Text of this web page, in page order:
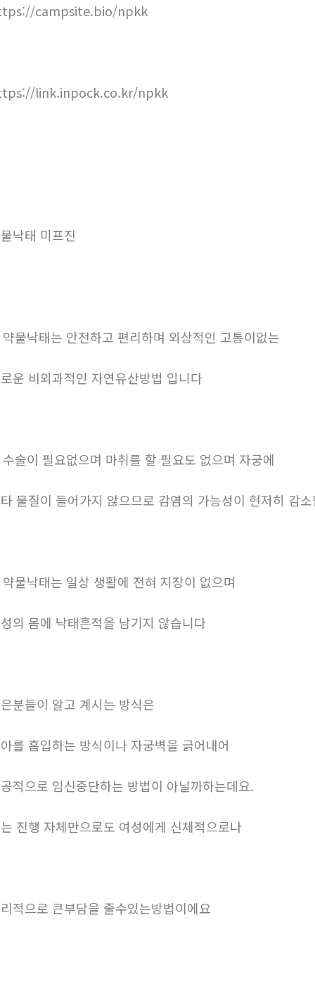
campsite.bio/npkk
link.inpock.co.kr/npkk
낙태 미프진
약물낙태는 안전하고 편리하며 외상적인 고통이없는
운 비외과적인 자연유산방법 입니다
술이 필요없으며 마취를 할 필요도 없으며 자궁에
물질이 들어가지 않으므로 감염의 가능성이 현저히 감
물낙태는 일상 생활에 전혀 지장이 없으며
의 몸에 낙태흔적을 남기지 않습니다
분들이 알고 계시는 방식은
를 흡입하는 방식이나 자궁벽을 긁어내어
적으로 임신중단하는 방법이 아닐까하는데요.
진행 자체만으로도 여성에게 신체적으로나
적으로 큰부담을 줄수있는방법이에요